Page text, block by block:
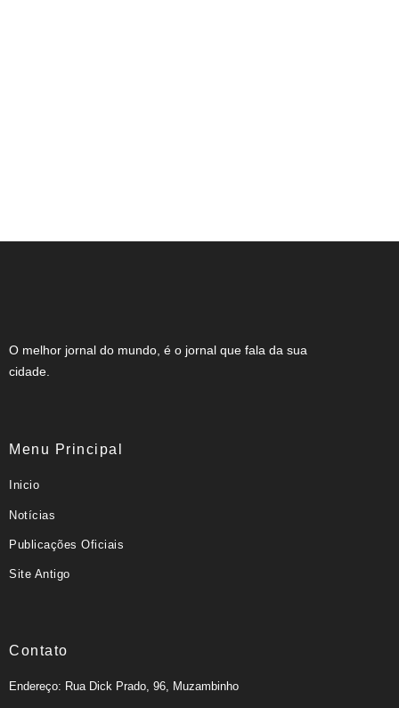
O melhor jornal do mundo, é o jornal que fala da sua
cidade.
Menu Principal
Inicio
Notícias
Publicações Oficiais
Site Antigo
Contato
Endereço: Rua Dick Prado, 96, Muzambinho